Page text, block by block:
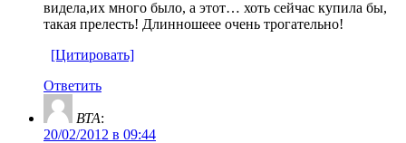
видела,их много было, а этот… хоть сейчас купила бы,
такая прелесть! Длинношеее очень трогательно!
[Цитировать]
Ответить
ВТА:
20/02/2012 в 09:44